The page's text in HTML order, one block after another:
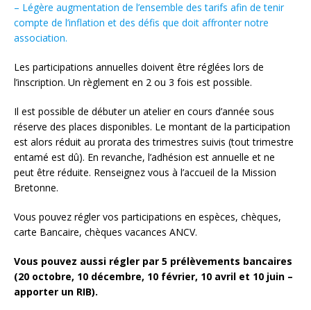
– Légère augmentation de l’ensemble des tarifs afin de tenir
compte de l’inflation et des défis que doit affronter notre
association.
Les participations annuelles doivent être réglées lors de
l’inscription. Un règlement en 2 ou 3 fois est possible.
Il est possible de débuter un atelier en cours d’année sous
réserve des places disponibles. Le montant de la participation
est alors réduit au prorata des trimestres suivis (tout trimestre
entamé est dû). En revanche, l’adhésion est annuelle et ne
peut être réduite. Renseignez vous à l’accueil de la Mission
Bretonne.
Vous pouvez régler vos participations en espèces, chèques,
carte Bancaire, chèques vacances ANCV.
Vous pouvez aussi régler par 5 prélèvements bancaires
(20 octobre, 10 décembre, 10 février, 10 avril et 10 juin –
apporter un RIB).